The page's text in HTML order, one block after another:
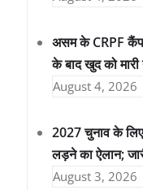
असम के CRPF कैंप
के बाद खुद को
August 4, 2026
2027 चुनाव के
लड़ने का ऐलान;
August 3, 2026